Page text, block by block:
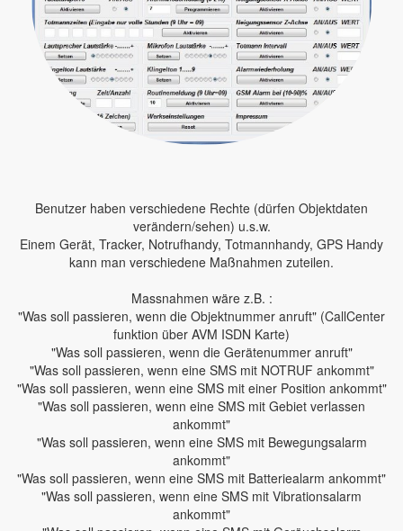
Benutzer haben verschiedene Rechte (dürfen Objektdaten
verändern/sehen) u.s.w.
Einem Gerät, Tracker, Notrufhandy, Totmannhandy, GPS Handy
kann man verschiedene Maßnahmen zuteilen.
Massnahmen wäre z.B. :
"Was soll passieren, wenn die Objektnummer anruft" (CallCenter
funktion über AVM ISDN Karte)
"Was soll passieren, wenn die Gerätenummer anruft"
"Was soll passieren, wenn eine SMS mit NOTRUF ankommt"
"Was soll passieren, wenn eine SMS mit einer Position ankommt"
"Was soll passieren, wenn eine SMS mit Gebiet verlassen
ankommt"
"Was soll passieren, wenn eine SMS mit Bewegungsalarm
ankommt"
"Was soll passieren, wenn eine SMS mit Batteriealarm ankommt"
"Was soll passieren, wenn eine SMS mit Vibrationsalarm
ankommt"